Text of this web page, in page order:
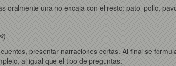
oralmente una no encaja con el resto: pato, pollo,
presentar narraciones cortas. Al final se
al igual que el tipo de preguntas.